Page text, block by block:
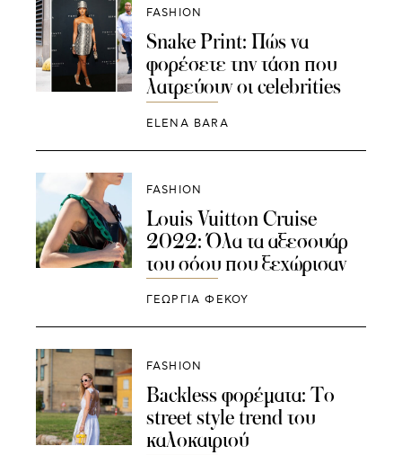
FASHION
Snake Print: Πώς να
φορέσετε την τάση που
λατρεύουν οι celebrities
ELENA BARA
FASHION
Louis Vuitton Cruise
2022: Όλα τα αξεσουάρ
του σόου που ξεχώρισαν
ΓΕΩΡΓΙΑ ΦΕΚΟΥ
FASHION
Backless φορέματα: To
street style trend του
καλοκαιριού